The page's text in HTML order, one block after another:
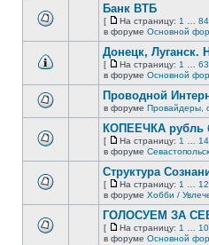
сообщений.
непрочитанных
сообщений.
этой
непрочитанных
сообщений.
Банк ВТБ
[
На
страницу
На страницу: 1 84
в форуме Основной
этой
непрочитанных
сообщений.
Донецк, Луганск.
[
На
страницу
На страницу: 1
в форуме Основной
непрочитанных
сообщений.
Проводной
в форуме Провайдеры,
этой
непрочитанных
сообщений.
КОПЕЕЧКА рубль
[
На
страницу
На страницу: 1
в форуме
этой
Структура
[
На
страницу
На страницу: 1 12
в форуме Хобби /
ГОЛОСУЕМ ЗА
[
На
На страницу: 1
в форуме Основной